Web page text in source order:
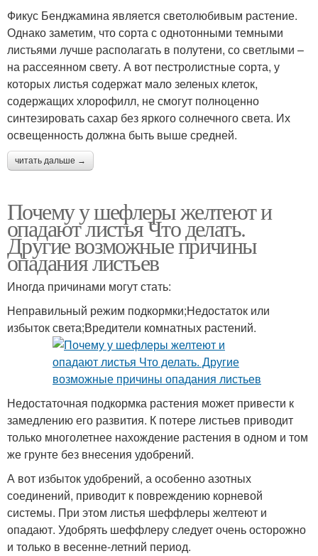
Фикус Бенджамина является светолюбивым растение.
Однако заметим, что сорта с однотонными темными
листьями лучше располагать в полутени, со светлыми –
на рассеянном свету. А вот пестролистные сорта, у
которых листья содержат мало зеленых клеток,
содержащих хлорофилл, не смогут полноценно
синтезировать сахар без яркого солнечного света. Их
освещенность должна быть выше средней.
читать дальше →
Почему у шефлеры желтеют и
опадают листья Что делать.
Другие возможные причины
опадания листьев
Иногда причинами могут стать:
Неправильный режим подкормки;Недостаток или
избыток света;Вредители комнатных растений.
Недостаточная подкормка растения может привести к
замедлению его развития. К потере листьев приводит
только многолетнее нахождение растения в одном и том
же грунте без внесения удобрений.
А вот избыток удобрений, а особенно азотных
соединений, приводит к повреждению корневой
системы. При этом листья шеффлеры желтеют и
опадают. Удобрять шеффлеру следует очень осторожно
и только в весенне-летний период.